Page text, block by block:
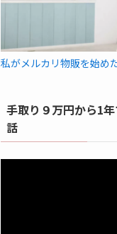
私がメルカリ物販を始め
手取り９万円から1
話